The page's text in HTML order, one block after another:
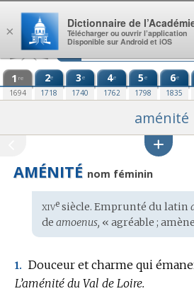
Aller au contenu
1 re
1694
2e
1718
3e
1740
4e
1762
5e
1798
6e
1835
aménité
AMÉNITÉ nom féminin
Étymologie
:
xivesiècle. Emprunté du latin
de amoenus, « agréable ;
1. Douceur et charme qui
L’aménité du Val de Loire.
×
Dictionnaire de
Télécharger ou ouvrir l’application
Disponible sur Android et iOS